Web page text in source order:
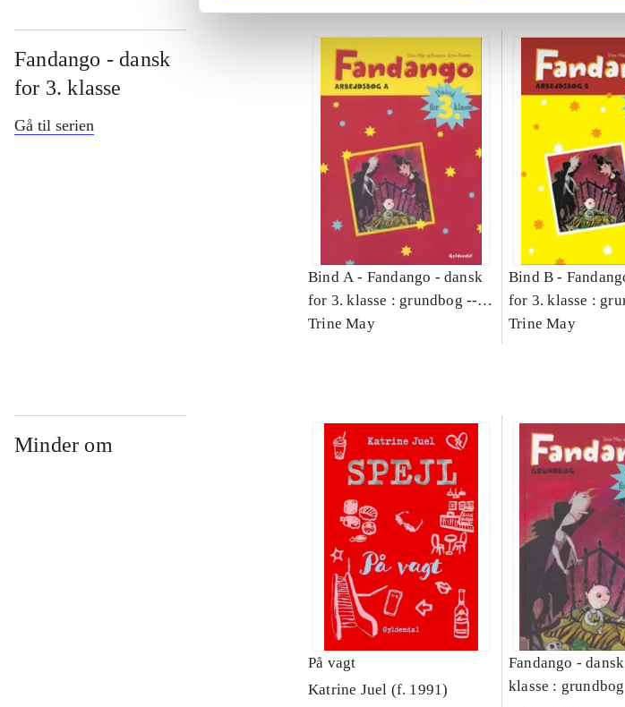
Fandango - dansk
for 3. klasse
Gå til serien
Bind A - Fandango - dansk
for 3. klasse : grundbog --
Arbejdsbog. Bind A
Trine May
Bind B -
for 3. klasse :
Arbejdsbog. Bind
Trine May
Minder om
På vagt
Katrine Juel (f. 1991)
Fandango -
klasse : grundbog